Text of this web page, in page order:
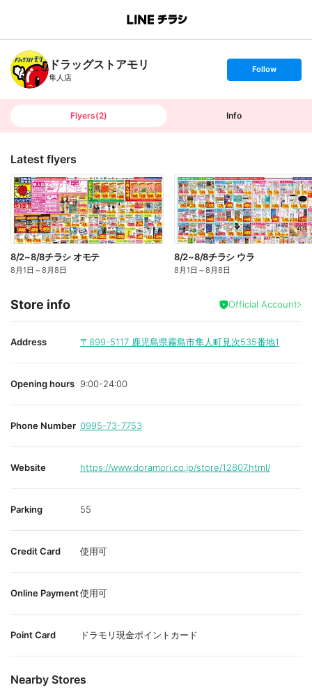
B
n
c
h
T
ドラッグストアモリ
隼人店
s
t
o
Follow
Flyers(2) Info
Latest flyers
8/2~8/8チラシ オモテ
8月1日 ～8月8日
8/2~8/8チラシ ウラ
8月1日 ～8月8日
Store info Official Account
Address 〒899-5117 鹿児島県霧島市隼人町見次535番地1
Opening hours 9:00-24:00
Phone Number 0995-73-7753
Website https://www.doramori.co.jp/store/12807.html/
Parking 55
Credit Card 使用可
Online Payment使用可
Point Card ドラモリ現金ポイントカード
Nearby Stores